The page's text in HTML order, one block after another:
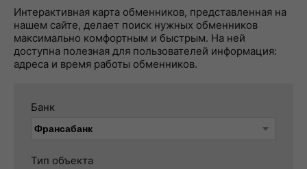
Интерактивная карта обменников, представленная на
нашем сайте, делает поиск нужных обменников
максимально комфортным и быстрым. На ней
доступна полезная для пользователей информация:
адреса и время работы обменников.
Банк
Тип объекта